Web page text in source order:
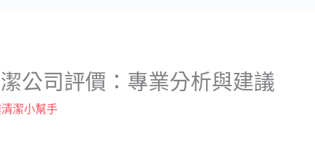
公司評價：專業分析與建議
潔小幫手